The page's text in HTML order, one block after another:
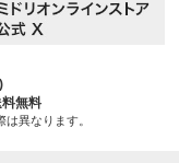
無料
異なります。